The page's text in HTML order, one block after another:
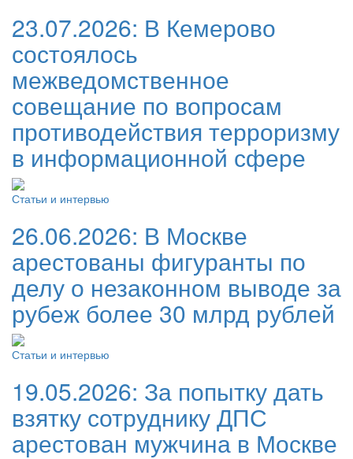
23.07.2026: В Кемерово
состоялось
межведомственное
совещание по вопросам
противодействия терроризму
в информационной сфере
Статьи и интервью
26.06.2026: В Москве
арестованы фигуранты по
делу о незаконном выводе за
рубеж более 30 млрд рублей
Статьи и интервью
19.05.2026: За попытку дать
взятку сотруднику ДПС
арестован мужчина в Москве